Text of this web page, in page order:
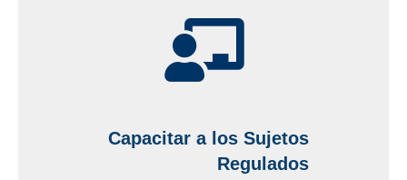
Capacitar a los Sujetos
Regulados